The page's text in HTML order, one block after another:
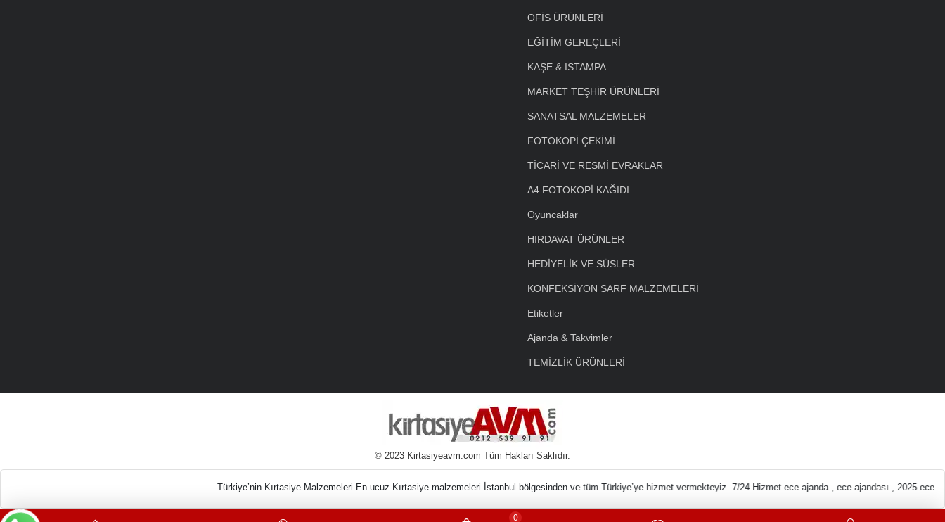
OFİS ÜRÜNLERİ
EĞİTİM GEREÇLERİ
KAŞE & ISTAMPA
MARKET TEŞHİR ÜRÜNLERİ
SANATSAL MALZEMELER
FOTOKOPİ ÇEKİMİ
TİCARİ VE RESMİ EVRAKLAR
A4 FOTOKOPİ KAĞIDI
Oyuncaklar
HIRDAVAT ÜRÜNLER
HEDİYELİK VE SÜSLER
KONFEKSİYON SARF MALZEMELERİ
Etiketler
Ajanda & Takvimler
TEMİZLİK ÜRÜNLERİ
© 2023 Kirtasiyeavm.com Tüm Hakları Saklıdır.
Türkiye’nin Kırtasiye Malzemeleri En ucuz
0